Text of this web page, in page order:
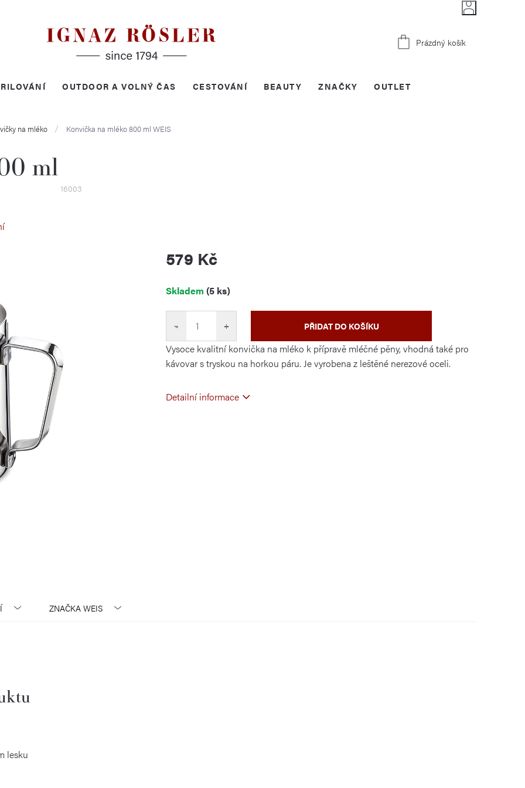
Nákupní
Prázdný košík
OUTDOOR A VOLNÝ ČAS CESTOVÁNÍ BEAUTY OUTLET
ZNAČKY
na mléko Konvička na mléko 800 ml WEIS
ml
16003
579 Kč
cena:
Skladem (5 ks)
+
− PŘIDAT DO KOŠÍKU
Vysoce kvalitní konvička na mléko k přípravě mléčné pěny, vhodná také pro
kávovar s tryskou na horkou páru. Je vyrobena z leštěné nerezové oceli.
Detailní informace
ZNAČKA WEIS
lesku